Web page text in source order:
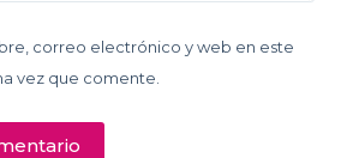
correo electrónico y web en este
vez que comente.